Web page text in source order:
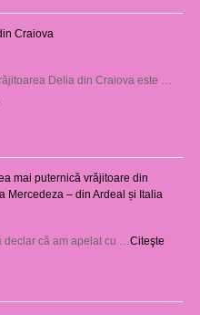
Craiova
Delia din Craiova este …
mai puternică vrăjitoare din
Mercedeza – din Ardeal și Italia
declar că am apelat cu …Citeşte